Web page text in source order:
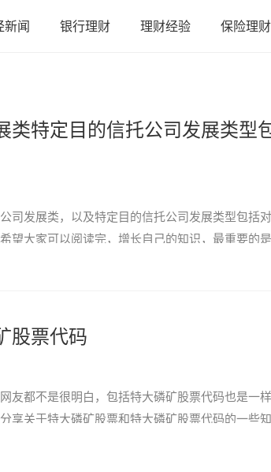
新闻 银行理财 理财经验 保险理财
类特定目的信托公司发展类型
司发展类，以及特定目的信托公司发展类型包括
望大家可以阅读完，增长自己的知识，最重要的
股票代码
友都不是很明白，包括特大磷矿股票代码也是一样
享关于特大磷矿股票和特大磷矿股票代码的一些